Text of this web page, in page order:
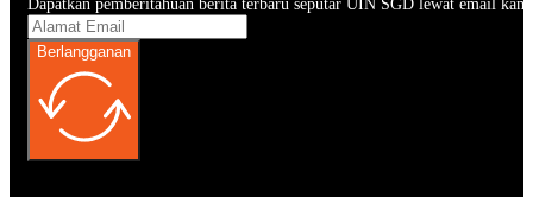
Dapatkan pemberitahuan berita terbaru seputar UIN SGD lewat email
Berlangganan